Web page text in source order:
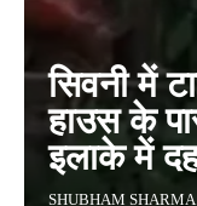
सिवनी में
हाउस के
इलाके में
SHUBHAM SHARMA